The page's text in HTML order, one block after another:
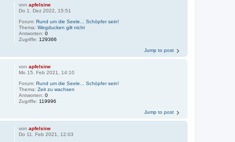
vonapfelsine
Do 1. Dez 2022, 15:51
Forum:Rund um die Seele... Schöpfer sein!
Thema:Wegducken gilt nicht
Antworten:0
Zugriffe: 129366
Jump to post
vonapfelsine
Mo 15. Feb 2021, 14:10
Forum:Rund um die Seele... Schöpfer sein!
Thema:Zeit zu wachsen
Antworten:0
Zugriffe: 119996
Jump to post
vonapfelsine
Do 11. Feb 2021, 12:03